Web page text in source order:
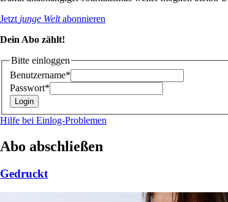
Jetzt junge Weltabonnieren
Dein Abo zählt!
Bitte einloggen
Benutzername*
Passwort*
Hilfe bei Einlog-Problemen
Abo abschließen
Gedruckt